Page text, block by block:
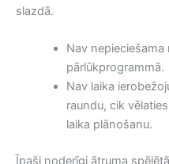
slazdā.
Nav
pārlūkprogrammā.
Nav laika
raundu, cik
laika plānošanu.
Īpaši noderīgi ātruma